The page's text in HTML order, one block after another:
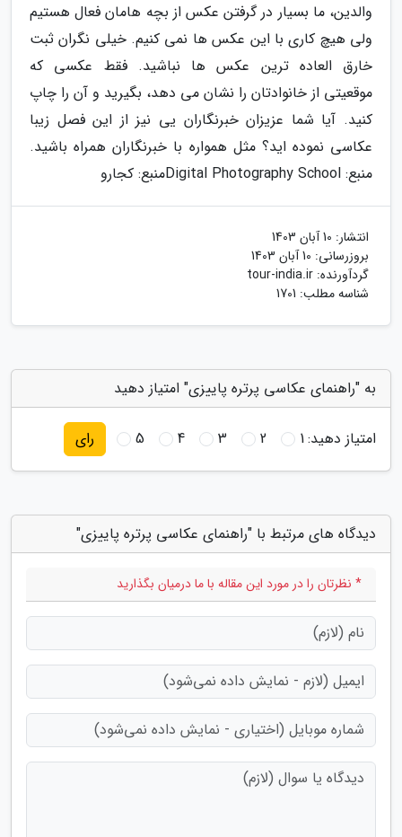
والدین، ما بسیار در گرفتن عکس از بچه هامان فعال هستیم
ولی هیچ کاری با این عکس ها نمی کنیم. خیلی نگران ثبت
خارق العاده ترین عکس ها نباشید. فقط عکسی که
موقعیتی از خانوادتان را نشان می دهد، بگیرید و آن را چاپ
کنید. آیا شما عزیزان خبرنگاران یی نیز از این فصل زیبا
عکاسی نموده اید؟ مثل همواره با خبرنگاران همراه باشید.
منبع: Digital Photography School
منبع: کجارو
انتشار: 10 آبان 1403
بروزرسانی: 10 آبان 1403
گردآورنده: tour-india.ir
شناسه مطلب: 1701
به "راهنمای عکاسی پرتره پاییزی" امتیاز دهید
امتیاز دهید:1
2
3
4
5 رای
دیدگاه های مرتبط با "راهنمای عکاسی پرتره پاییزی"
* نظرتان را در مورد این مقاله با ما درمیان بگذارید